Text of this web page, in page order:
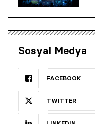
Sosyal Medya
FACEBOOK
TWITTER